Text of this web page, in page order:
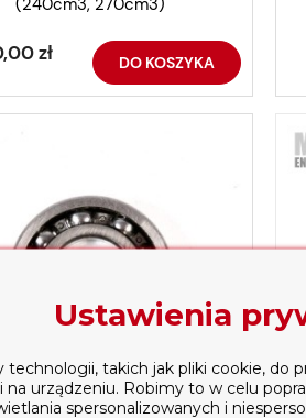
(240cm3, 270cm3)
zł DO KOSZYKA
Ustawienia
technologii, takich jak pliki cookie, do
na urządzeniu. Robimy to w celu
spersonalizowanych i